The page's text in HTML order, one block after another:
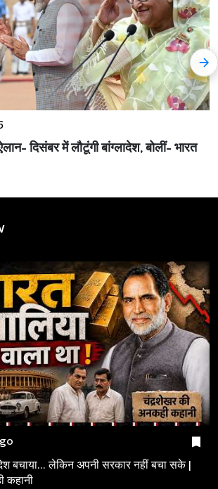
दिसंबर में लौटूंगी बांग्लादेश, बोलीं- भारत
बचाया... लेकिन अपनी सरकार नहीं बचा सके |
कहानी